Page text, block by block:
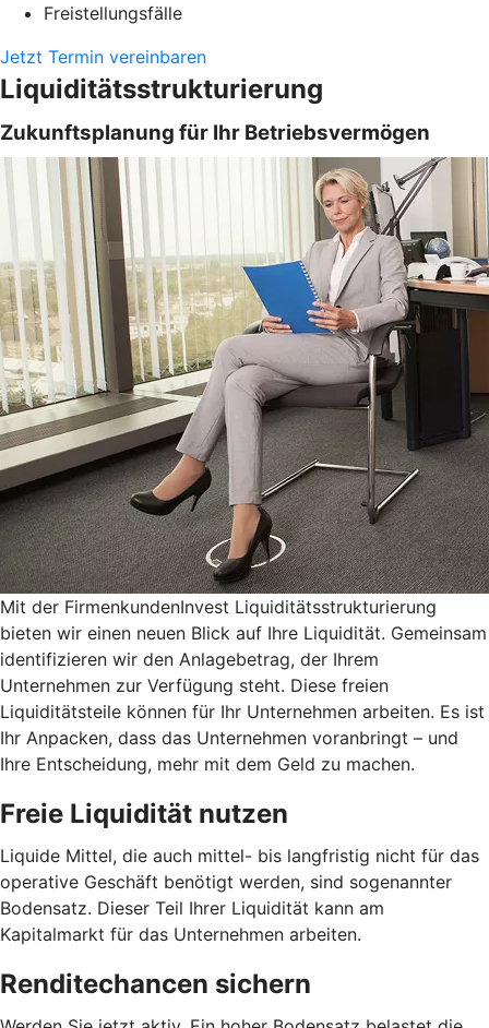
Freistellungsfälle
Jetzt Termin vereinbaren
Liquiditätsstrukturierung
Zukunftsplanung für Ihr Betriebsvermögen
Mit der FirmenkundenInvest Liquiditätsstrukturierung
bieten wir einen neuen Blick auf Ihre Liquidität. Gemeinsam
identifizieren wir den Anlagebetrag, der Ihrem
Unternehmen zur Verfügung steht. Diese freien
Liquiditätsteile können für Ihr Unternehmen arbeiten. Es ist
Ihr Anpacken, dass das Unternehmen voranbringt – und
Ihre Entscheidung, mehr mit dem Geld zu machen.
Freie Liquidität nutzen
Liquide Mittel, die auch mittel- bis langfristig nicht für das
operative Geschäft benötigt werden, sind sogenannter
Bodensatz. Dieser Teil Ihrer Liquidität kann am
Kapitalmarkt für das Unternehmen arbeiten.
Renditechancen sichern